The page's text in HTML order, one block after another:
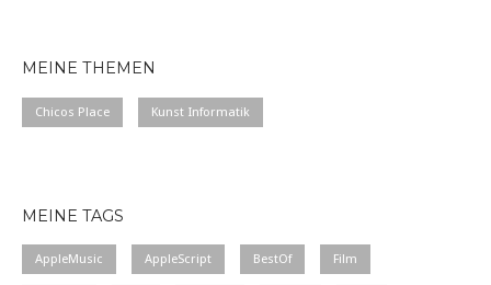
MEINE THEMEN
Chicos Place Kunst Informatik
MEINE TAGS
AppleMusic AppleScript BestOf Film